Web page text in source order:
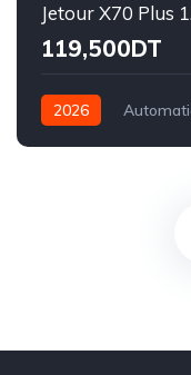
Jetour X70 Plus
119,500DT
2026